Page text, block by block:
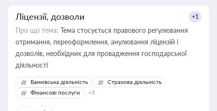
Ліцензії, дозволи +1
Про що тема: Тема стосується правового регулювання
отримання, переоформлення, анулювання ліцензій і
дозволів, необхідних для провадження господарської
діяльності
Банківська діяльність
Страхова діяльність
Фінансові послуги
+5